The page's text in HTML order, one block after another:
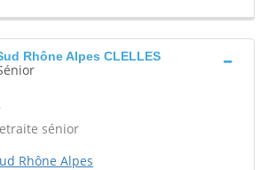
Rhône Alpes CLELLES
sénior
Rhône Alpes